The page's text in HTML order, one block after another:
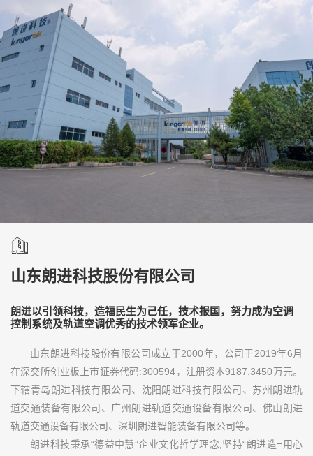
山东朗进科技股份有限公司
朗进以引领科技，造福民生为己任，技术报国，努力成为空调
控制系统及轨道空调优秀的技术领军企业。
山东朗进科技股份有限公司成立于2000年，公司于2019年6月
在深交所创业板上市证券代码:300594，注册资本9187.3450万元。
下辖青岛朗进科技有限公司、沈阳朗进科技有限公司、苏州朗进轨
道交通装备有限公司、广州朗进轨道交通设备有限公司、佛山朗进
轨道交通设备有限公司、深圳朗进智能装备有限公司等。
朗进科技秉承“德益中慧”企业文化哲学理念;坚持“朗进造=用心